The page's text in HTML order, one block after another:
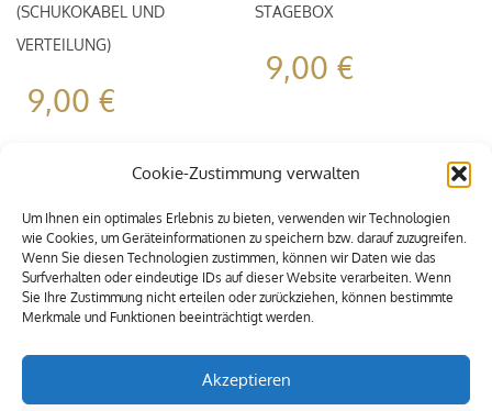
Cookie-Zustimmung verwalten
Um Ihnen ein optimales Erlebnis zu bieten, verwenden wir Technologien
wie Cookies, um Geräteinformationen zu speichern bzw. darauf zuzugreifen.
Wenn Sie diesen Technologien zustimmen, können wir Daten wie das
Surfverhalten oder eindeutige IDs auf dieser Website verarbeiten. Wenn
Sie Ihre Zustimmung nicht erteilen oder zurückziehen, können bestimmte
Merkmale und Funktionen beeinträchtigt werden.
Akzeptieren
(SCHUKOKABEL UND
VERTEILUNG)
9,00 €
STAGEBOX
9,00 €